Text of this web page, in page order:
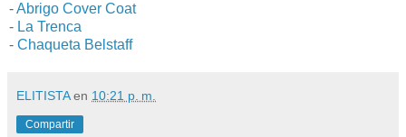
-Abrigo Cover Coat
- La Trenca
- Chaqueta Belstaff
ELITISTA en 10:21 p. m.
Compartir